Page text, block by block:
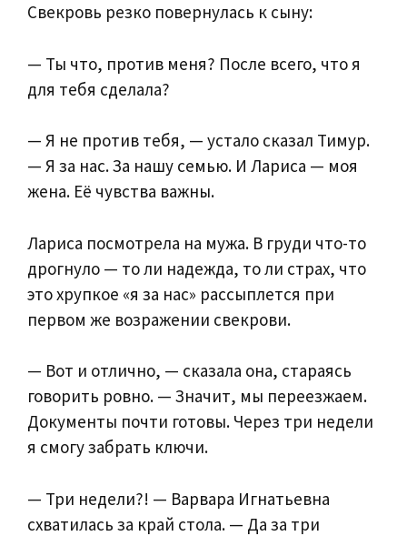
Свекровь резко повернулась к сыну:
— Ты что, против меня? После всего, что я
для тебя сделала?
— Я не против тебя, — устало сказал Тимур.
— Я за нас. За нашу семью. И Лариса — моя
жена. Её чувства важны.
Лариса посмотрела на мужа. В груди что-то
дрогнуло — то ли надежда, то ли страх, что
это хрупкое «я за нас» рассыплется при
первом же возражении свекрови.
— Вот и отлично, — сказала она, стараясь
говорить ровно. — Значит, мы переезжаем.
Документы почти готовы. Через три недели
я смогу забрать ключи.
— Три недели?! — Варвара Игнатьевна
схватилась за край стола. — Да за три